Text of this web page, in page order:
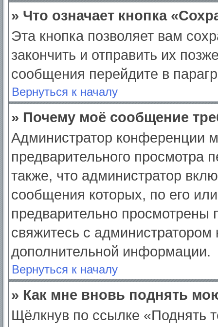
» Что означает кнопка
Эта кнопка позволяет вам
закончить и отправить их
сообщения перейдите в
Вернуться к началу
» Почему моё сообщение
Администратор конференции
предварительного просмотра
также, что администратор
сообщения которых, по его
предварительно просмотрены
свяжитесь с
дополнительной информации.
Вернуться к началу
» Как мне вновь поднять
Щёлкнув по ссылке «Поднять